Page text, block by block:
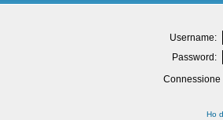
Username:
Password:
Ho